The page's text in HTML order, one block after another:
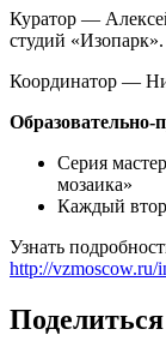
Куратор —
студий «Изопарк».
Координатор —
Образовательно-
Серия
мозаика»
Каждый
Узнать
http://vzmoscow.ru/